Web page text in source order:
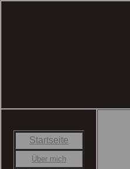
Startseite
Über mich